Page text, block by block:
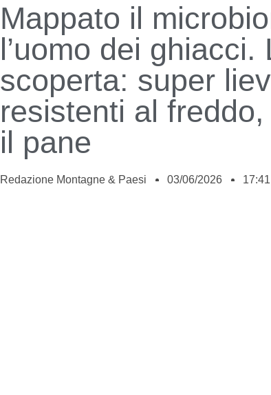
Mappato il
l’uomo dei ghiacci.
scoperta: super
resistenti al
il pane
Redazione Montagne & Paesi 03/06/2026 17:41